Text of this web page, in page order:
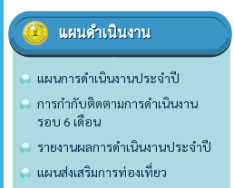
แผนดำเนินงาน
แผนการดำเนินงานประจำปี
การกำกับติดตามการดำเนินงาน
รอบ 6 เดือน
รายงานผลการดำเนินงานประจำปี
แผนส่งเสริมการท่องเที่ยว